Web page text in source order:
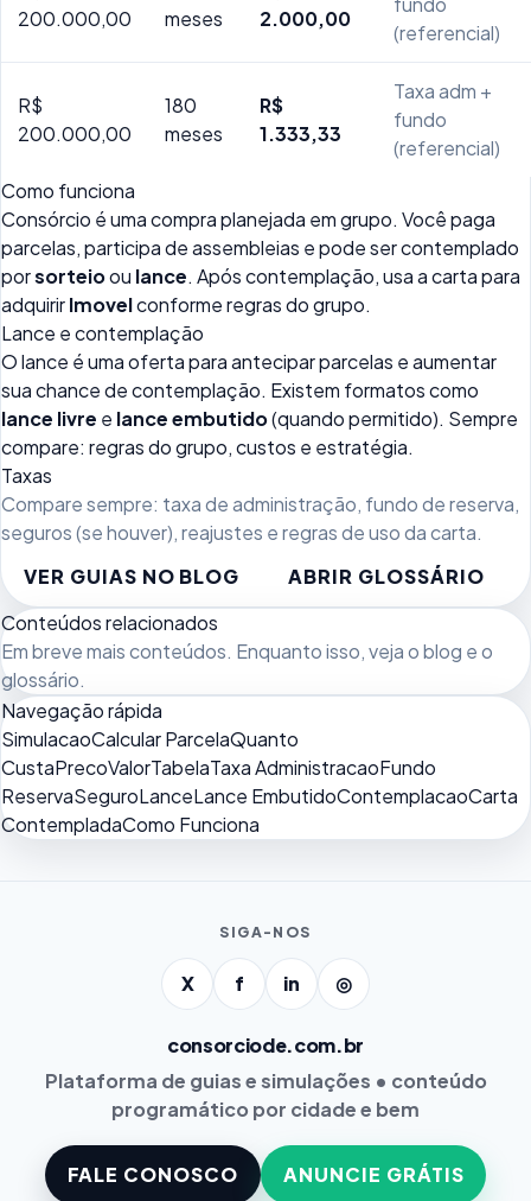
200.000,00
meses
2.000,00
(referencial)
R$
200.000,00
180
meses
R$
1.333,33
Taxa adm +
fundo
(referencial)
Como funciona
Consórcio é uma compra planejada em grupo. Você paga
parcelas, participa de assembleias e pode ser contemplado
porsorteioou lance. Após contemplação, usa a carta para
adquirirImovelconforme regras do grupo.
Lance e contemplação
O lance é uma oferta para antecipar parcelas e aumentar
sua chance de contemplação. Existem formatos como
lance livre e lance embutido(quando permitido). Sempre
compare: regras do grupo, custos e estratégia.
Taxas
Compare sempre: taxa de administração, fundo de reserva,
seguros (se houver), reajustes e regras de uso da carta.
VER GUIAS NO BLOG
ABRIR GLOSSÁRIO
Conteúdos relacionados
Em breve mais conteúdos. Enquanto isso, vejao blog e o
glossário.
Navegação rápida
SimulacaoCalcular ParcelaQuanto
CustaPrecoValorTabelaTaxa AdministracaoFundo
ReservaSeguroLanceLance EmbutidoContemplacaoCarta
ContempladaComo Funciona
SIGA-NOS
X f in ◎
consorciode.com.br
Plataforma de guias e simulações • conteúdo
programático por cidade e bem
FALE CONOSCO ANUNCIE GRÁTIS